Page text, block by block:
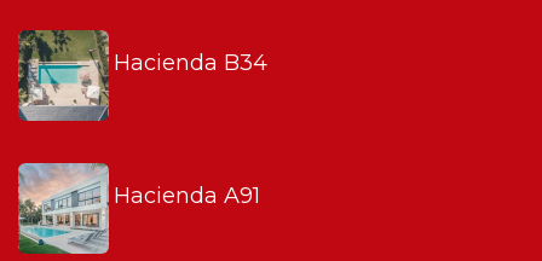
Hacienda B34
Hacienda A91